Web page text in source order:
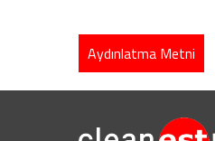
Aydınlatma Metni